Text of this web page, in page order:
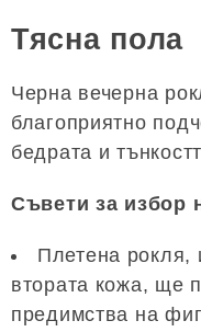
Тясна пола
Черна вечерна
благоприятно
бедрата и
Съвети за избор
Плетена рокля,
втората кожа, ще
предимства на